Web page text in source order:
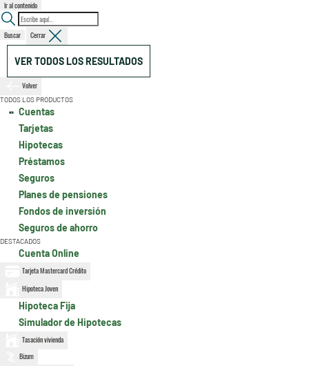
Ir al contenido
Buscar Cerrar
VER TODOS LOS RESULTADOS
Volver
TODOS LOS PRODUCTOS
Cuentas
Tarjetas
Hipotecas
Préstamos
Seguros
Planes de pensiones
Fondos de inversión
Seguros de ahorro
DESTACADOS
Cuenta Online
Tarjeta Mastercard Crédito
Hipoteca Joven
Hipoteca Fija
Simulador de Hipotecas
Tasación vivienda
Bizum